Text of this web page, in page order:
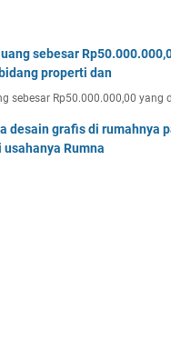
sebesar
properti dan
sebesar Rp50.000.000,00 yang
desain grafis di rumahnya
Rumna